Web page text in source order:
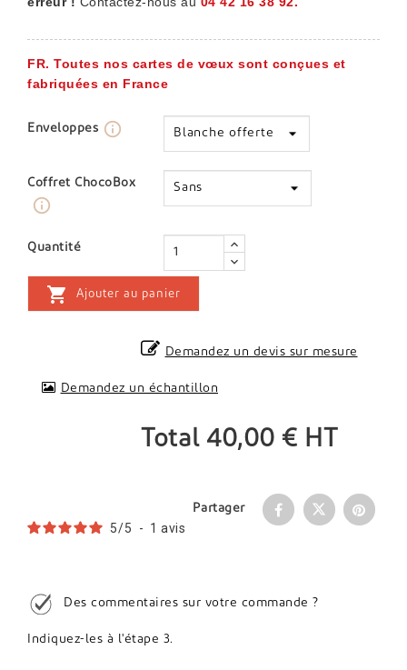
FR. Toutes nos cartes de vœux sont conçues et
fabriquées en France
Enveloppes info_outline
Coffret ChocoBox
info_outline
Quantité
 Ajouter au panier
Demandez un devis sur mesure
Demandez un échantillon
Total 40,00 € HT
Partager
5/5 - 1 avis
Des commentaires sur votre commande ?
Indiquez-les à l'étape 3.